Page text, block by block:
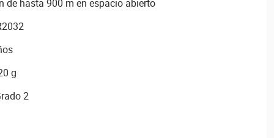
de hasta 900 m en espacio abierto
g
2